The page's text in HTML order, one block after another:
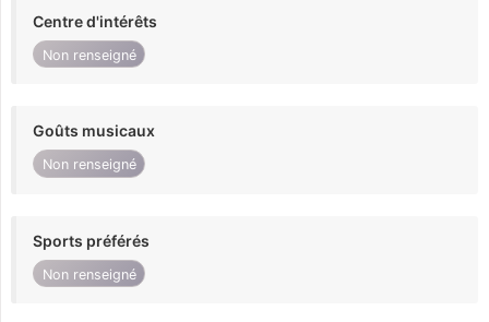
Centre d'intérêts
Non renseigné
Goûts musicaux
Non renseigné
Sports préférés
Non renseigné